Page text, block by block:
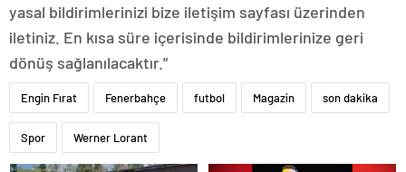
yasal bildirimlerinizi bize iletişim sayfası üzerinden
iletiniz. En kısa süre içerisinde bildirimlerinize geri
dönüş sağlanılacaktır.”
Engin Fırat Fenerbahçe futbol Magazin son dakika
Spor Werner Lorant